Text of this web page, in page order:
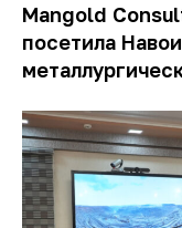
Mangold
посетила